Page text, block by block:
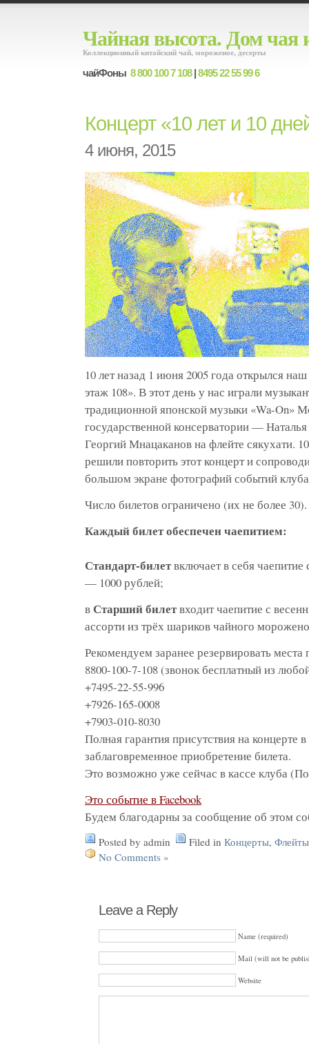
Чайная высота. Дом чая
Коллекционный китайский чай, мороженое, десерты
чайФоны 8 800 100 7 108|8495 22 55 99 6
Концерт «10 лет и 10
4 июня, 2015
10 лет назад 1 июня 2005 года открылся
этаж 108». В этот день у нас играли
традиционной японской музыки «Wa-On»
государственной консерватории —
Георгий Мнацаканов на флейте сякухати.
решили повторить этот концерт и
большом экране фотографий событий клуба
Число билетов ограничено (их не более 30).
Каждый билет обеспечен чаепитием:
Стандарт-билетвключает в себя
— 1000 рублей;
вСтарший билетвходит чаепитие с
ассорти из трёх шариков чайного
Рекомендуем заранее резервировать
8800-100-7-108 (звонок бесплатный из
+7495-22-55-996
+7926-165-0008
+7903-010-8030
Полная гарантия присутствия на
заблаговременное приобретение билета.
Это возможно уже сейчас в кассе клуба
Это событие в Facebook
Будем благодарны за сообщение об этом
Posted by admin Filed in Концерты, Флейты
No Comments »
Leave a Reply
Name (required)
Mail (will not be
Website